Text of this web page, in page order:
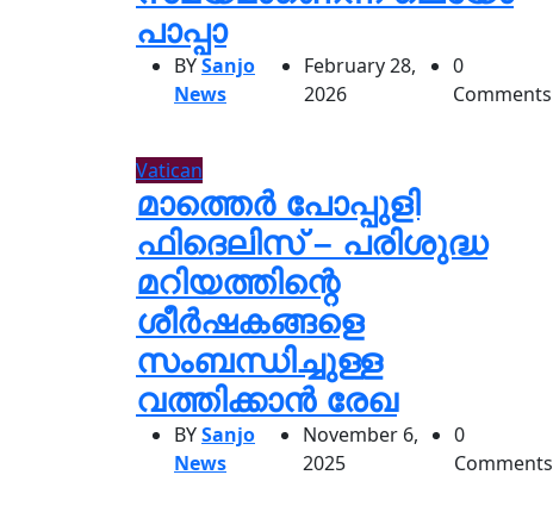
പാപ്പാ
BYSanjo
News
February 28,
2026
0
Comments
Vatican
മാത്തെർ പോപ്പുളി
ഫിദെലിസ് – പരിശുദ്ധ
മറിയത്തിന്റെ
ശീർഷകങ്ങളെ
സംബന്ധിച്ചുള്ള
വത്തിക്കാൻ രേഖ
BYSanjo
News
November 6,
2025
0
Comments